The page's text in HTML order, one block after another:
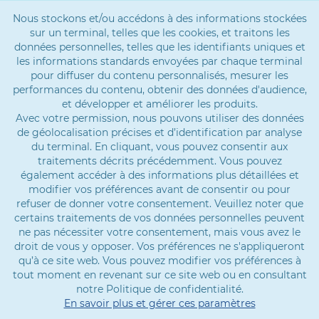
Nous stockons et/ou accédons à des informations stockées
sur un terminal, telles que les cookies, et traitons les
données personnelles, telles que les identifiants uniques et
les informations standards envoyées par chaque terminal
pour diffuser du contenu personnalisés, mesurer les
performances du contenu, obtenir des données d'audience,
et développer et améliorer les produits.
Avec votre permission, nous pouvons utiliser des données
de géolocalisation précises et d’identification par analyse
du terminal. En cliquant, vous pouvez consentir aux
traitements décrits précédemment. Vous pouvez
également accéder à des informations plus détaillées et
modifier vos préférences avant de consentir ou pour
refuser de donner votre consentement. Veuillez noter que
certains traitements de vos données personnelles peuvent
ne pas nécessiter votre consentement, mais vous avez le
droit de vous y opposer. Vos préférences ne s'appliqueront
qu’à ce site web. Vous pouvez modifier vos préférences à
tout moment en revenant sur ce site web ou en consultant
notre Politique de confidentialité.
En savoir plus et gérer ces paramètres